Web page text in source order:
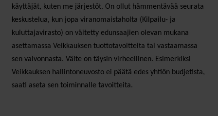
käyttäjät, kuten me järjestöt. On ollut hämmentävää seurata
keskustelua, kun jopa viranomaistaholta (Kilpailu- ja
kuluttajavirasto) on väitetty edunsaajien olevan mukana
asettamassa Veikkauksen tuottotavoitteita tai vastaamassa
sen valvonnasta. Väite on täysin virheellinen. Esimerkiksi
Veikkauksen hallintoneuvosto ei päätä edes yhtiön budjetista,
saati aseta sen toiminnalle tavoitteita.